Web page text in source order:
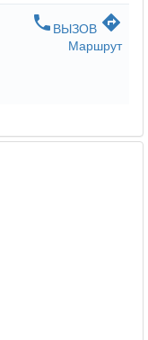
phone ВЫЗОВ directions
Маршрут